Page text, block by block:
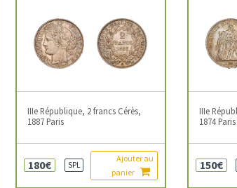
IIIe République, 2 francs Cérès,
1887 Paris
180€ SPL
Ajouter au
panier
IIIe
1874 Paris
150€